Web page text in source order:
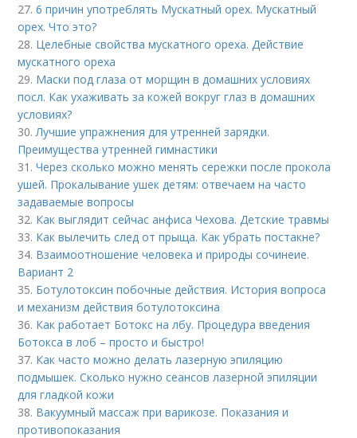
27.6 причин употреблять Мускатный орех. Мускатный
орех. Что это?
28. Целебные свойства мускатного ореха. Действие
мускатного ореха
29. Маски под глаза от морщин в домашних условиях
посл. Как ухаживать за кожей вокруг глаз в домашних
условиях?
30.Лучшие упражнения для утренней зарядки.
Преимущества утренней гимнастики
31.Через сколько можно менять сережки после прокола
ушей. Прокалывание ушек детям: отвечаем на часто
задаваемые вопросы
32. Как выглядит сейчас анфиса Чехова. Детские травмы
33. Как вылечить след от прыща. Как убрать постакне?
34. Взаимоотношение человека и природы сочинеие.
Вариант 2
35. Ботулотоксин побочные действия. История вопроса
и механизм действия ботулотоксина
36. Как работает Ботокс на лбу. Процедура введения
Ботокса в лоб – просто и быстро!
37. Как часто можно делать лазерную эпиляцию
подмышек. Сколько нужно сеансов лазерной эпиляции
для гладкой кожи
38. Вакуумный массаж при варикозе. Показания и
противопоказания